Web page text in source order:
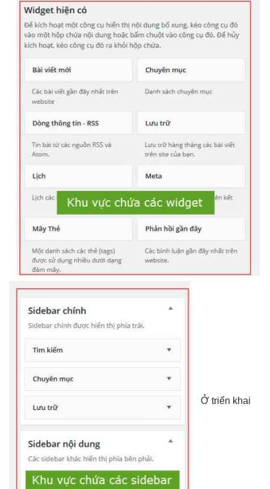
Ở triển khai